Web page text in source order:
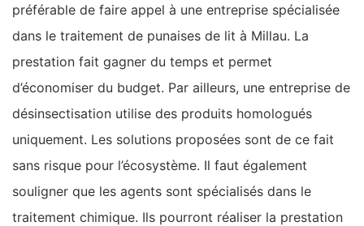
préférable de faire appel à une entreprise spécialisée
dans le traitement de punaises de lit à Millau. La
prestation fait gagner du temps et permet
d’économiser du budget. Par ailleurs, une entreprise de
désinsectisation utilise des produits homologués
uniquement. Les solutions proposées sont de ce fait
sans risque pour l’écosystème. Il faut également
souligner que les agents sont spécialisés dans le
traitement chimique. Ils pourront réaliser la prestation